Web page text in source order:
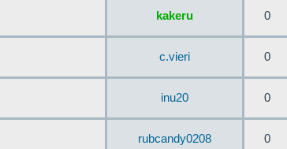
kakeru 0
c.vieri 0
inu20 0
rubcandy0208 0